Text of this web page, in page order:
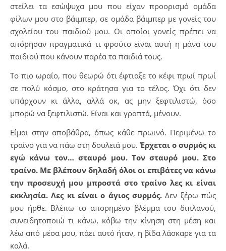
στείλει τα εσώψυχα μου που είχαν προορισμό ομάδα
φίλων μου στο βάιμπερ, σε ομάδα βάιμπερ με γονείς του
σχολείου του παιδιού μου. Οι οποίοι γονείς πρέπει να
απόρησαν πραγματικά τι φρούτο είναι αυτή η μάνα του
παιδιού που κάνουν παρέα τα παιδιά τους.
Το πιο ωραίο, που θεωρώ ότι έφτιαξε το κέφι πρωί πρωί
σε πολύ κόσμο, στο κράτησα για το τέλος. Όχι ότι δεν
υπάρχουν κι άλλα, αλλά οκ, ας μην ξεφτιλιστώ, όσο
μπορώ να ξεφτιλιστώ. Είναι και γραπτά, μένουν.
Είμαι στην αποβάθρα, όπως κάθε πρωινό. Περιμένω το
τραίνο για να πάω στη δουλειά μου. Έρχεται ο συρμός κι
εγώ κάνω τον… σταυρό μου. Τον σταυρό μου. Στο
τραίνο. Με βλέπουν δηλαδή όλοι οι επιβάτες να κάνω
την προσευχή μου μπροστά στο τραίνο λες κι είναι
εκκλησία. Λες κι είναι ο άγιος συρμός. Δεν ξέρω πώς
μου ήρθε. Βλέπω το απορημένο βλέμμα του διπλανού,
συνειδητοποιώ τι κάνω, κόβω την κίνηση στη μέση και
λέω από μέσα μου, πάει αυτό ήταν, η βίδα λάσκαρε για τα
καλά.